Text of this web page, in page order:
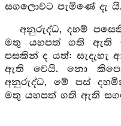
සගලොවට පැමිණේ දැ යි.
අනුරුද්ධ, දහම්
මතු යහපත් ගති ඇති
පසකින් ද යත්: සැදැහැ
ඇති වෙයි. නො
අනුරුද්ධ, මේ පස්
මතු යහපත් ගති ඇති